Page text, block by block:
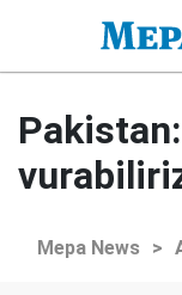
Mepa News >